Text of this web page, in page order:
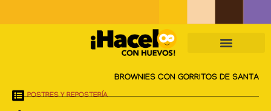
BROWNIES CON GORRITOS DE SANTA
POSTRES Y REPOSTERÍA